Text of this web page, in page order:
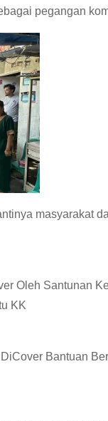
pegangan
masyarakat
Oleh Santunan
KK
Bantuan